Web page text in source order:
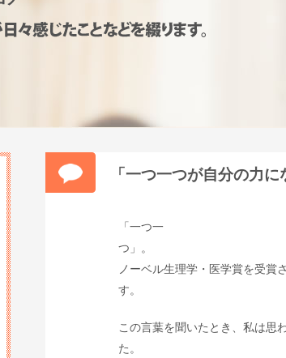
「一つ一つが自分の力に
「一つ一
ノーベル生理学・医学賞を受賞
す。
この言葉を聞いたとき、私は思
た。 なぜなら、